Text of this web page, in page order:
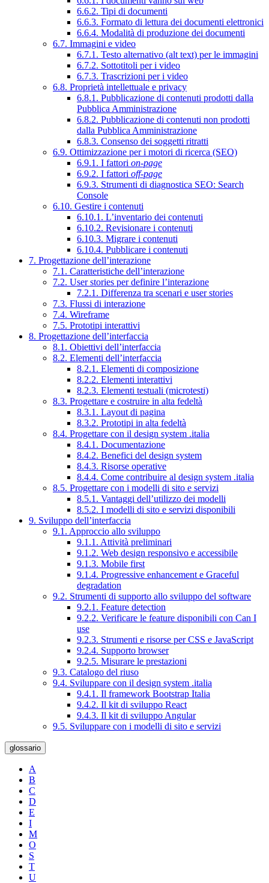
6.6.2. Tipi di documenti
6.6.3. Formato di lettura dei documenti elettronici
6.6.4. Modalità di produzione dei documenti
6.7. Immagini e video
6.7.1. Testo alternativo (alt text) per le immagini
6.7.2. Sottotitoli per i video
6.7.3. Trascrizioni per i video
6.8. Proprietà intellettuale e privacy
6.8.1. Pubblicazione di contenuti prodotti dalla
Pubblica Amministrazione
6.8.2. Pubblicazione di contenuti non prodotti
dalla Pubblica Amministrazione
6.8.3. Consenso dei soggetti ritratti
6.9. Ottimizzazione per i motori di ricerca (SEO)
6.9.1. I fattori on-page
6.9.2. I fattori off-page
6.9.3. Strumenti di diagnostica SEO: Search
Console
6.10. Gestire i contenuti
6.10.1. L’inventario dei contenuti
6.10.2. Revisionare i contenuti
6.10.3. Migrare i contenuti
6.10.4. Pubblicare i contenuti
7. Progettazione dell’interazione
7.1. Caratteristiche dell’interazione
7.2. User stories per definire l’interazione
7.2.1. Differenza tra scenari e user stories
7.3. Flussi di interazione
7.4. Wireframe
7.5. Prototipi interattivi
8. Progettazione dell’interfaccia
8.1. Obiettivi dell’interfaccia
8.2. Elementi dell’interfaccia
8.2.1. Elementi di composizione
8.2.2. Elementi interattivi
8.2.3. Elementi testuali (microtesti)
8.3. Progettare e costruire in alta fedeltà
8.3.1. Layout di pagina
8.3.2. Prototipi in alta fedeltà
8.4. Progettare con il design system .italia
8.4.1. Documentazione
8.4.2. Benefici del design system
8.4.3. Risorse operative
8.4.4. Come contribuire al design system .italia
8.5. Progettare con i modelli di sito e servizi
8.5.1. Vantaggi dell’utilizzo dei modelli
8.5.2. I modelli di sito e servizi disponibili
9. Sviluppo dell’interfaccia
9.1. Approccio allo sviluppo
9.1.1. Attività preliminari
9.1.2. Web design responsivo e accessibile
9.1.3. Mobile first
9.1.4. Progressive enhancement e Graceful
degradation
9.2. Strumenti di supporto allo sviluppo del software
9.2.1. Feature detection
9.2.2. Verificare le feature disponibili con Can I
use
9.2.3. Strumenti e risorse per CSS e JavaScript
9.2.4. Supporto browser
9.2.5. Misurare le prestazioni
9.3. Catalogo del riuso
9.4. Sviluppare con il design system .italia
9.4.1. Il framework Bootstrap Italia
9.4.2. Il kit di sviluppo React
9.4.3. Il kit di sviluppo Angular
9.5. Sviluppare con i modelli di sito e servizi
glossario
A
B
C
D
E
I
M
O
S
T
U